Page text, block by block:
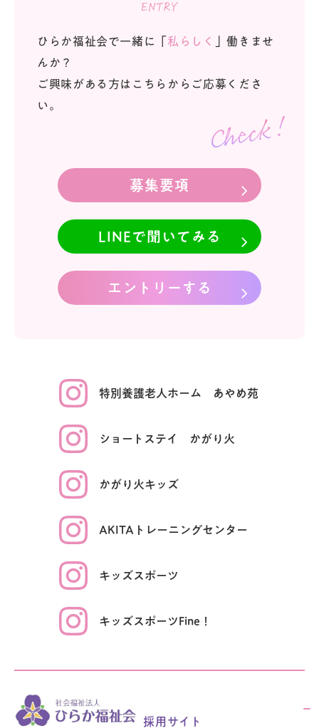
ENTRY
ひらか福祉会で一緒に「 私らしく
」働きませ
んか？
ご興味がある方はこちらからご応募くださ
い。
募集要項
LINEで聞いてみる
エントリーする
特別養護老人ホーム あやめ苑
ショート ステイ かがり火
かがり火キッズ
AKITAトレーニングセンター
キッズスポーツ
キッズスポーツ Fine！
採用サイト